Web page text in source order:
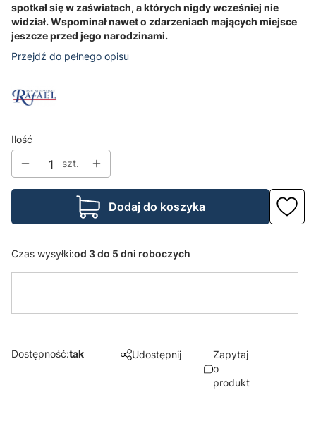
spotkał się w zaświatach, a których nigdy wcześniej nie
widział. Wspominał nawet o zdarzeniach mających miejsce
jeszcze przed jego narodzinami.
Przejdź do pełnego opisu
Ilość
szt.
Dodaj do koszyka
Czas wysyłki:od 3 do 5 dni roboczych
Dostępność:tak Udostępnij
Zapytaj
o
produkt